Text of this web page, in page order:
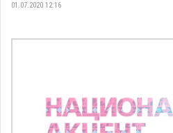
01.07.2020 12:16